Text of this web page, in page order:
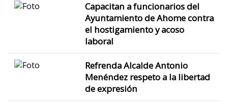
Capacitan a funcionarios del
Ayuntamiento de Ahome contra
el hostigamiento y acoso
laboral
Refrenda Alcalde Antonio
Menéndez respeto a la libertad
de expresión